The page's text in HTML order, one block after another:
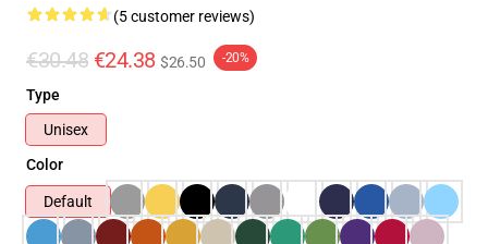
(5 customer reviews)
€30.48 €24.38 $26.50 -20%
Type
Unisex
Color
Default